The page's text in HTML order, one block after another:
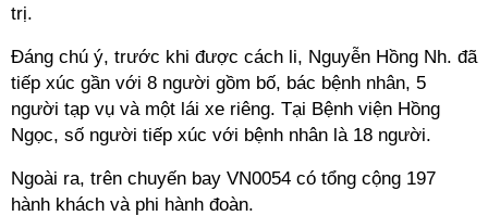
trị.
Đáng chú ý, trước khi được cách li, Nguyễn Hồng Nh. đã
tiếp xúc gần với 8 người gồm bố, bác bệnh nhân, 5
người tạp vụ và một lái xe riêng. Tại Bệnh viện Hồng
Ngọc, số người tiếp xúc với bệnh nhân là 18 người.
Ngoài ra, trên chuyến bay VN0054 có tổng cộng 197
hành khách và phi hành đoàn.